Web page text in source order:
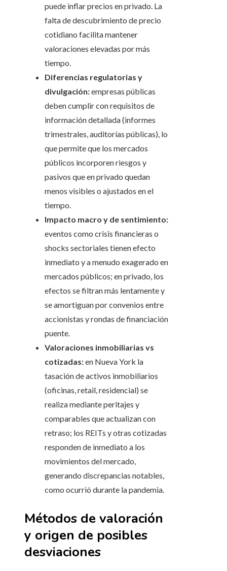
puede inflar precios en privado. La
falta de descubrimiento de precio
cotidiano facilita mantener
valoraciones elevadas por más
tiempo.
Diferencias regulatorias y
divulgación:empresas públicas
deben cumplir con requisitos de
información detallada (informes
trimestrales, auditorías públicas), lo
que permite que los mercados
públicos incorporen riesgos y
pasivos que en privado quedan
menos visibles o ajustados en el
tiempo.
Impacto macro y de sentimiento:
eventos como crisis financieras o
shocks sectoriales tienen efecto
inmediato y a menudo exagerado en
mercados públicos; en privado, los
efectos se filtran más lentamente y
se amortiguan por convenios entre
accionistas y rondas de financiación
puente.
Valoraciones inmobiliarias vs
cotizadas:en Nueva York la
tasación de activos inmobiliarios
(oficinas, retail, residencial) se
realiza mediante peritajes y
comparables que actualizan con
retraso; los REITs y otras cotizadas
responden de inmediato a los
movimientos del mercado,
generando discrepancias notables,
como ocurrió durante la pandemia.
Métodos de valoración
y origen de posibles
desviaciones